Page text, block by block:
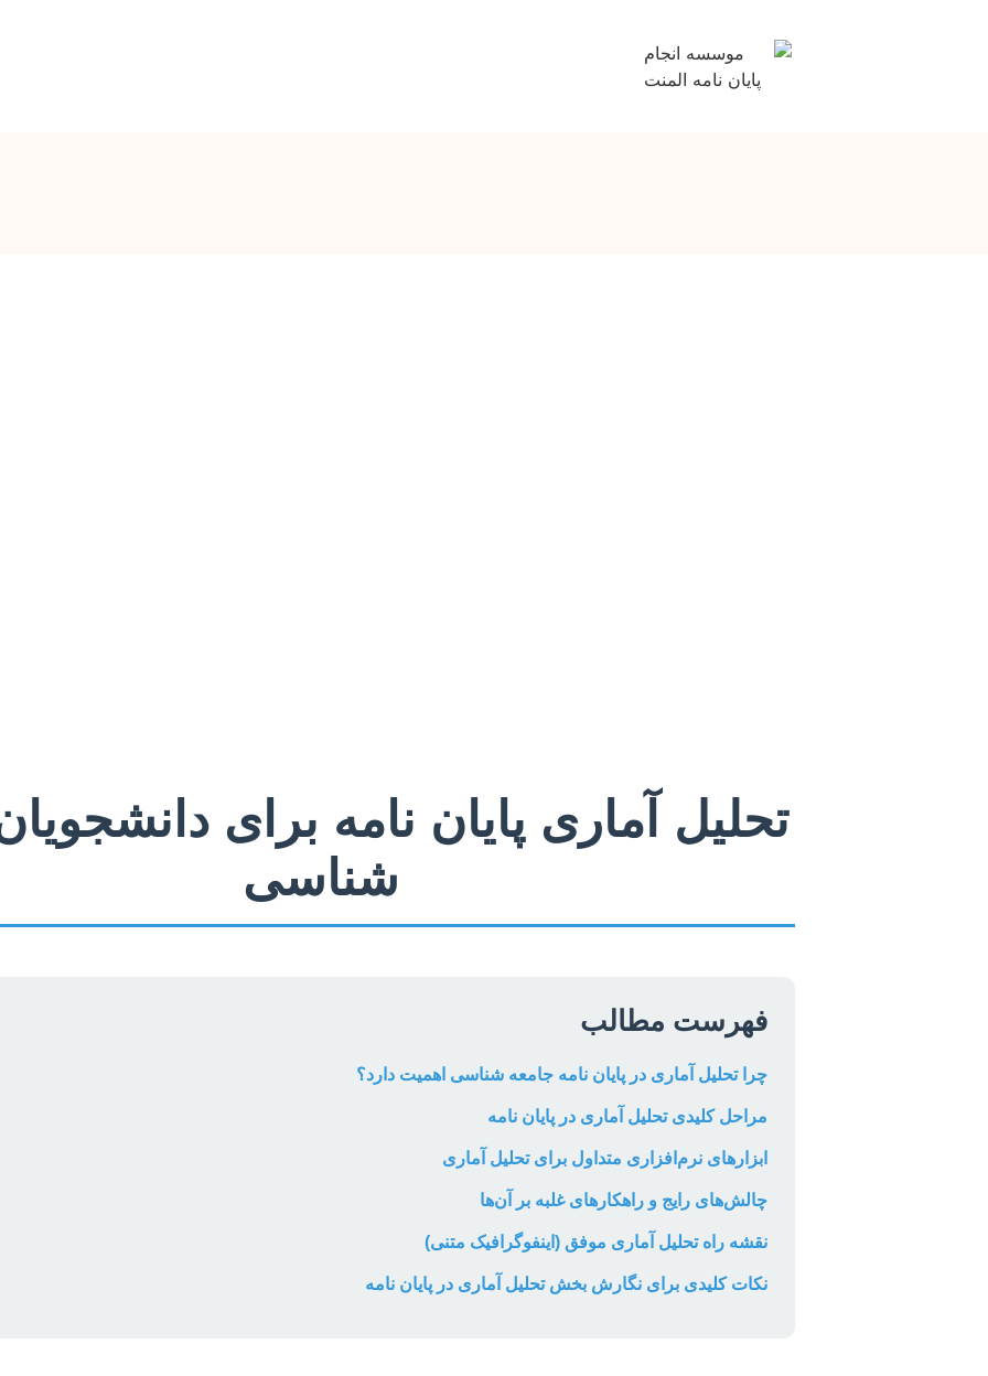
تحلیل آماری پایان نامه برای
شناسی
فهرست مطالب
چرا تحلیل آماری در پایان نامه جامعه شناسی اهمیت دارد؟
مراحل کلیدی تحلیل آماری در پایان نامه
ابزارهای نرم‌افزاری متداول برای تحلیل آماری
چالش‌های رایج و راهکارهای غلبه بر آن‌ها
نقشه راه تحلیل آماری موفق (اینفوگرافیک متنی)
نکات کلیدی برای نگارش بخش تحلیل آماری در پایان نامه